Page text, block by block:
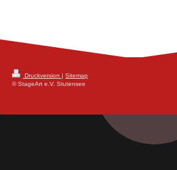
Druckversion
Sitemap
© StageArt e.V. Stutensee